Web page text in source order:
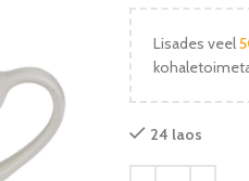
Lisades veel
24 laos